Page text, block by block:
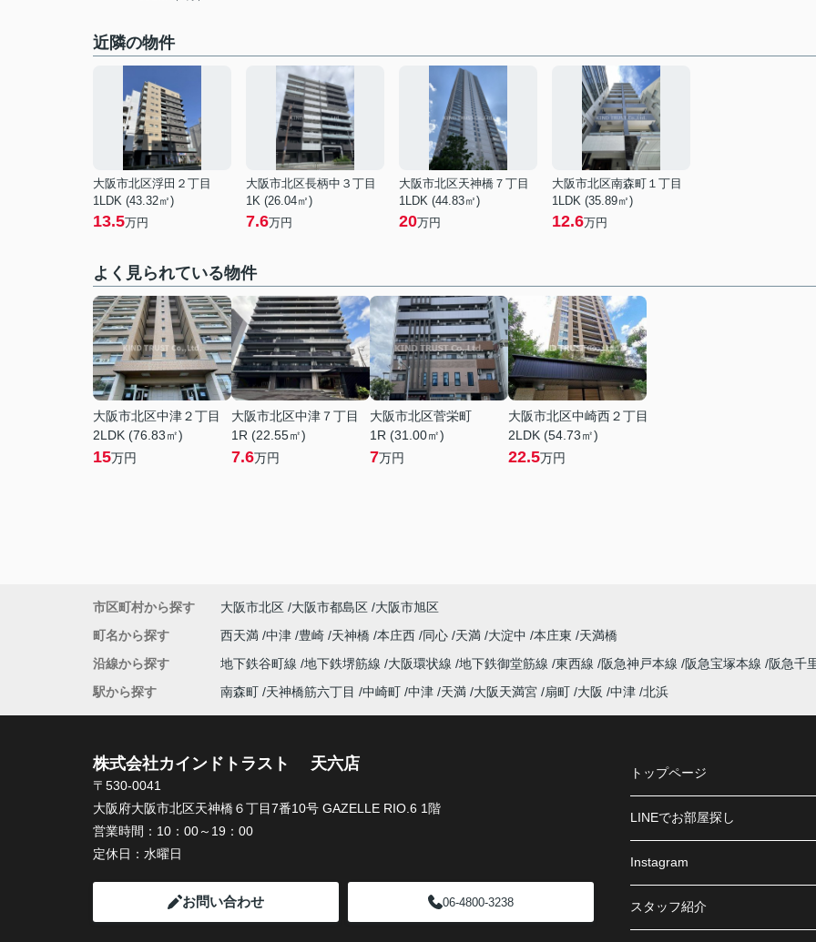
近隣の物件
大阪市北区浮田２丁目
1LDK (43.32㎡)
13.5万円
大阪市北区長柄中３丁目
1K (26.04㎡)
7.6万円
大阪市北区天神橋７丁目
1LDK (44.83㎡)
20万円
大阪市北区南森町１丁目
1LDK (35.89㎡)
12.6万円
よく見られている物件
大阪市北区中津２丁目
2LDK (76.83㎡)
15万円
大阪市北区中津７丁目
1R (22.55㎡)
7.6万円
大阪市北区菅栄町
1R (31.00㎡)
7万円
大阪市北区中崎西２丁目
2LDK (54.73㎡)
22.5万円
市区町村から探す 大阪市北区 大阪市都島区 大阪市旭区
町名から探す
西天満 中津 豊崎 天神橋 本庄西 同心 天満 大淀中 本庄東
天満橋
沿線から探す
地下鉄谷町線 地下鉄堺筋線 大阪環状線 地下鉄御堂筋線 東西線 阪急神戸本線 阪急宝塚本線
阪急千
駅から探す
南森町 天神橋筋六丁目 中崎町 中津 天満 大阪天満宮 扇町 大阪 中津 北浜
株式会社カインドトラスト 天六店
〒530-0041
大阪府大阪市北区天神橋６丁目7番10号 GAZELLE RIO.6 1階
営業時間： 10：00～19：00
定休日： 水曜日
お問い合わせ 06-4800-3238
トップページ
LINEでお部屋探し
Instagram
スタッフ紹介